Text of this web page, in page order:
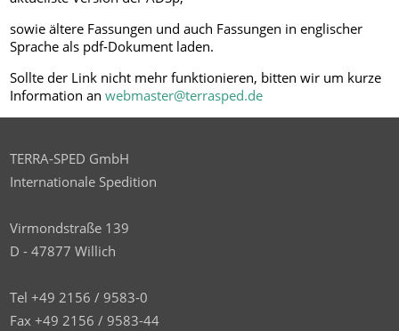
sowie ältere Fassungen und auch Fassungen in englischer
Sprache als pdf-Dokument laden.
Sollte der Link nicht mehr funktionieren, bitten wir um kurze
Information anwebmaster@terrasped.de
TERRA-SPED GmbH
Internationale Spedition
Virmondstraße 139
D - 47877 Willich
Tel +49 2156 / 9583-0
Fax +49 2156 / 9583-44